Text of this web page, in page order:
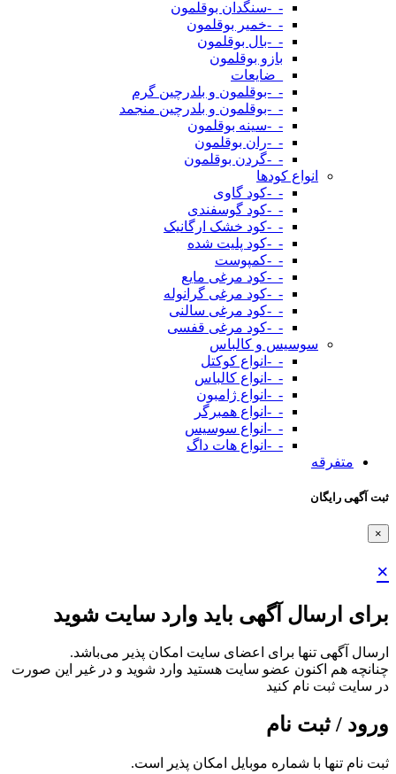
-_-سنگدان بوقلمون
-_-خمیر بوقلمون
-_-بال بوقلمون
بازو بوقلمون
_ضایعات
-_-بوقلمون و بلدرچین گرم
-_-بوقلمون و بلدرچین منجمد
-_-سینه بوقلمون
-_-ران بوقلمون
-_-گردن بوقلمون
انواع کودها
-_-کود گاوی
-_-کود گوسفندی
-_-کود خشک ارگانیک
-_-کود پلیت شده
-_-کمپوست
-_-کود مرغی مایع
-_-کود مرغی گرانوله
-_-کود مرغی سالنی
-_-کود مرغی قفسی
سوسیس و کالباس
-_-انواع کوکتل
-_-انواع کالباس
-_-انواع ژامبون
-_-انواع همبرگر
-_-انواع سوسیس
-_-انواع هات داگ
متفرقه
ثبت آگهی رایگان
×
×
برای ارسال آگهی باید وارد سایت شوید
ارسال آگهی تنها برای اعضای سایت امکان پذیر می‌باشد.
چنانچه هم‌ اکنون عضو سایت هستید وارد شوید و در غیر این صورت
در سایت ثبت نام کنید
ورود / ثبت نام
ثبت نام تنها با شماره موبایل امکان پذیر است.